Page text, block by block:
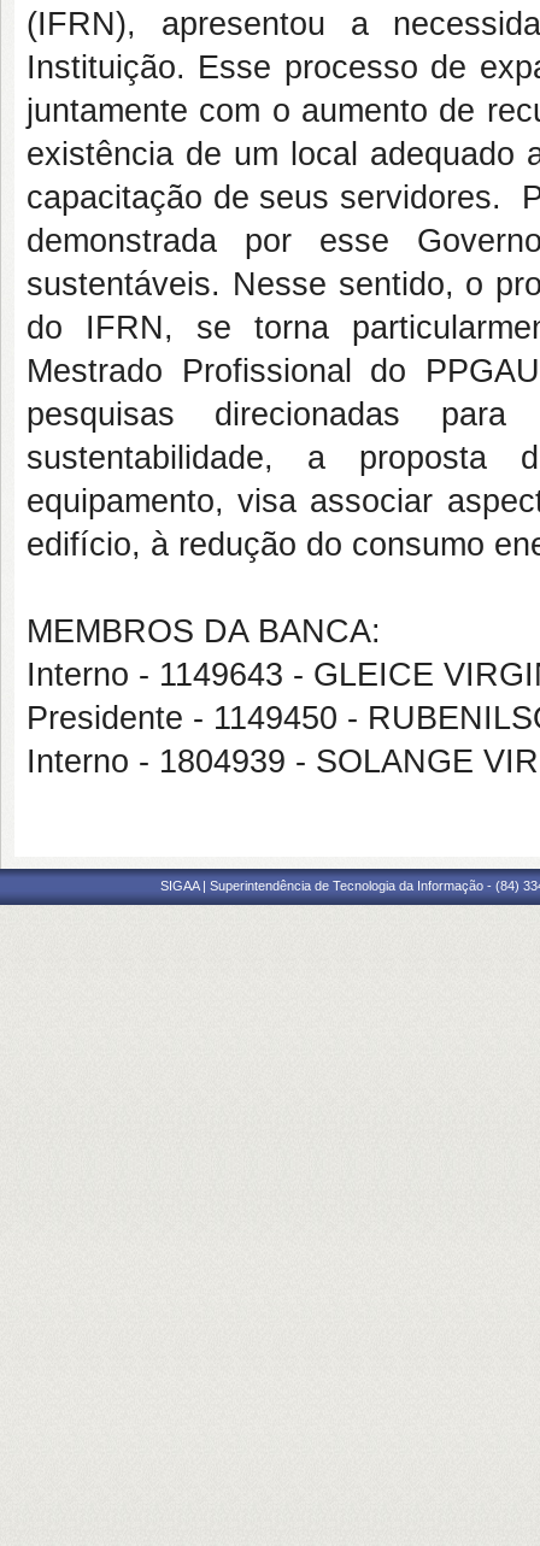
(IFRN), apresentou a
Instituição. Esse processo de
juntamente com o aumento de
existência de um local adequado
capacitação de seus servidores.
demonstrada por esse
sustentáveis. Nesse sentido, o
do IFRN, se torna
Mestrado Profissional do
pesquisas direcionadas
sustentabilidade, a proposta
equipamento, visa associar
edifício, à redução do consumo
MEMBROS DA BANCA:
Interno - 1149643 - GLEICE
Presidente - 1149450 -
Interno - 1804939 - SOLANGE
SIGAA | Superintendência de Tecnologia da Informação - (84)